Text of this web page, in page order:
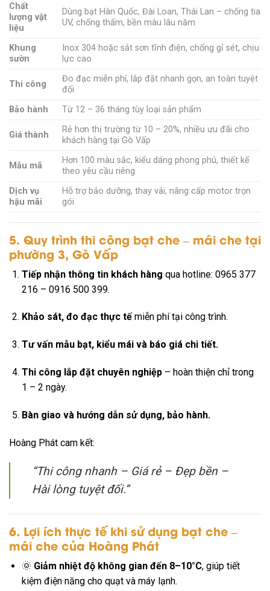
Chất
lượng vật
liệu
Dùng bạt Hàn Quốc, Đài Loan, Thái Lan – chống tia
UV, chống thấm, bền màu lâu năm
Khung
sườn
Inox 304 hoặc sắt sơn tĩnh điện, chống gỉ sét, chịu
lực cao
Thi công
Đo đạc miễn phí, lắp đặt nhanh gọn, an toàn tuyệt
đối
Bảo hành
Từ 12 – 36 tháng tùy loại sản phẩm
Giá thành
Rẻ hơn thị trường từ 10 – 20%, nhiều ưu đãi cho
khách hàng tại Gò Vấp
Mẫu mã
Hơn 100 màu sắc, kiểu dáng phong phú, thiết kế
theo yêu cầu riêng
Dịch vụ
hậu mãi
Hỗ trợ bảo dưỡng, thay vải, nâng cấp motor trọn
gói
5. Quy trình thi công bạt che – mái che tại
phường 3, Gò Vấp
Tiếp nhận thông tin khách hàng qua hotline: 0965 377
216 – 0916 500 399.
Khảo sát, đo đạc thực tếmiễn phí tại công trình.
Tư vấn mẫu bạt, kiểu mái và báo giá chi tiết.
Thi công lắp đặt chuyên nghiệp– hoàn thiện chỉ trong
1 – 2 ngày.
Bàn giao và hướng dẫn sử dụng, bảo hành.
Hoàng Phát cam kết:
“Thi công nhanh – Giá rẻ – Đẹp bền –
Hài lòng tuyệt đối.”
6. Lợi ích thực tế khi sử dụng bạt che –
mái che của Hoàng Phát
🌞 Giảm nhiệt độ không gian đến 8–10°C, giúp tiết
kiệm điện năng cho quạt và máy lạnh.